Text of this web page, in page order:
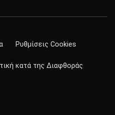
Ρυθμίσεις Cookies
κατά της Διαφθοράς